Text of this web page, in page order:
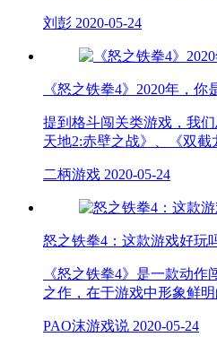
刘彭 2020-05-24
《怒之铁拳4》2020年，你
提到格斗闯关类游戏，我
天地2:赤壁之战》、《双
二柄游戏 2020-05-24
怒之铁拳4：这款游戏好玩
《怒之铁拳4》是一款动
之作，在于游戏中形象鲜
PAO沫游戏说 2020-05-24